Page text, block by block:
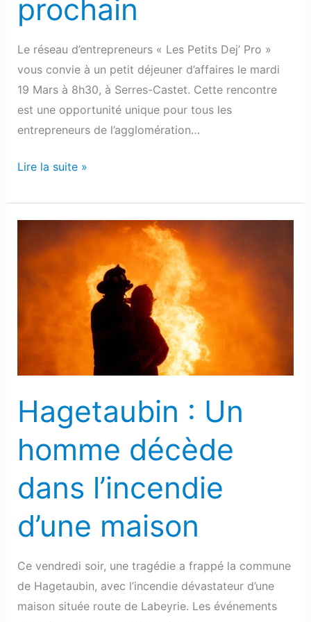
prochain
Le réseau d’entrepreneurs « Les Petits Dej’ Pro »
vous convie à un petit déjeuner d’affaires le mardi
19 Mars à 8h30, à Serres-Castet. Cette rencontre
est une opportunité unique pour tous les
entrepreneurs de l’agglomération…
Lire la suite »
Hagetaubin : Un
homme décède
dans l’incendie
d’une maison
Ce vendredi soir, une tragédie a frappé la commune
de Hagetaubin, avec l’incendie dévastateur d’une
maison située route de Labeyrie. Les événements
Hagetaubin :
décède
l’incendie